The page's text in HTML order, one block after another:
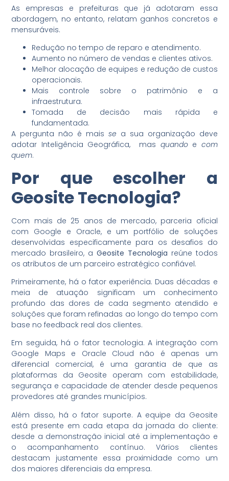
As empresas e prefeituras que já adotaram essa
abordagem, no entanto, relatam ganhos concretos e
mensuráveis.
Redução no tempo de reparo e atendimento.
Aumento no número de vendas e clientes ativos.
Melhor alocação de equipes e redução de custos
operacionais.
Mais controle sobre o patrimônio e a
infraestrutura.
Tomada de decisão mais rápida e
fundamentada.
A pergunta não é mais se a sua organização deve
adotar Inteligência Geográfica, mas quandoe com
quem.
Por que escolher a
Geosite Tecnologia?
Com mais de 25 anos de mercado, parceria oficial
com Google e Oracle, e um portfólio de soluções
desenvolvidas especificamente para os desafios do
mercado brasileiro, a Geosite Tecnologia reúne todos
os atributos de um parceiro estratégico confiável.
Primeiramente, há o fator experiência. Duas décadas e
meia de atuação significam um conhecimento
profundo das dores de cada segmento atendido e
soluções que foram refinadas ao longo do tempo com
base no feedback real dos clientes.
Em seguida, há o fator tecnologia. A integração com
Google Maps e Oracle Cloud não é apenas um
diferencial comercial, é uma garantia de que as
plataformas da Geosite operam com estabilidade,
segurança e capacidade de atender desde pequenos
provedores até grandes municípios.
Além disso, há o fator suporte. A equipe da Geosite
está presente em cada etapa da jornada do cliente:
desde a demonstração inicial até a implementação e
o acompanhamento contínuo. Vários clientes
destacam justamente essa proximidade como um
dos maiores diferenciais da empresa.